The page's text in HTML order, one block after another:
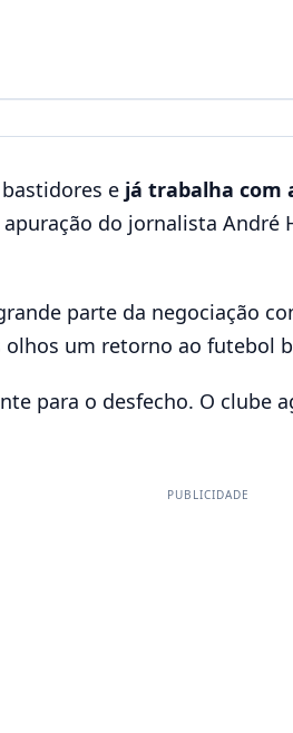
e já trabalha com
do jornalista
parte da negociação
um retorno ao futebol
para o desfecho. O
PUBLICIDADE